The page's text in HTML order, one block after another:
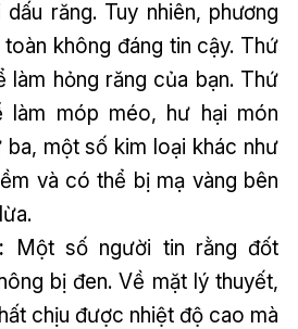
răng. Tuy nhiên, phương
toàn không đáng tin cậy. Thứ
làm hỏng răng của bạn. Thứ
làm móp méo, hư hại món
một số kim loại khác như
và có thể bị mạ vàng bên
Một số người tin rằng đốt
bị đen. Về mặt lý thuyết,
chịu được nhiệt độ cao mà